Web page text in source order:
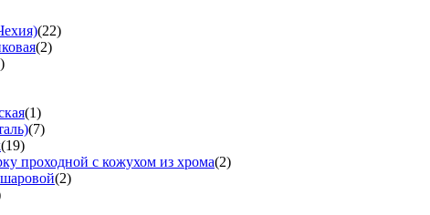
(22)
(2)
(1)
(7)
(19)
проходной с кожухом из хрома(2)
(2)